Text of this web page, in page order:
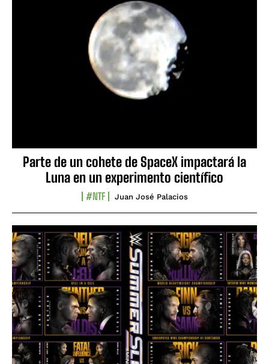
Parte de un cohete de SpaceX impactará la
Luna en un experimento científico
#NTF Juan José Palacios